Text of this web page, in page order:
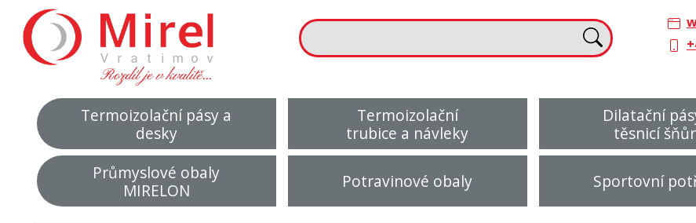
Termoizolační pásy a
desky
Termoizolační
trubice a návleky
Dilatační
těsnicí
Průmyslové obaly
MIRELON
Potravinové obaly Sportovní